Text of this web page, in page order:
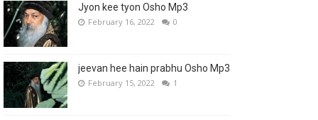
Jyon kee tyon Osho Mp3
February 16, 2022 0
jeevan hee hain prabhu Osho Mp3
February 15, 2022 1